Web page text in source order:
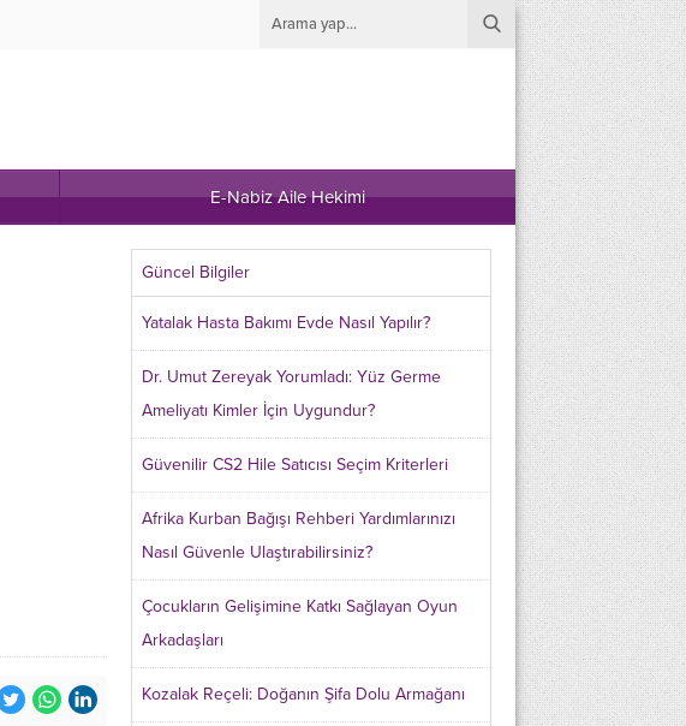
E-Nabiz Aile Hekimi
Güncel Bilgiler
Yatalak Hasta Bakımı Evde Nasıl Yapılır?
Dr. Umut Zereyak Yorumladı: Yüz Germe
Ameliyatı Kimler İçin Uygundur?
Güvenilir CS2 Hile Satıcısı Seçim Kriterleri
Afrika Kurban Bağışı Rehberi Yardımlarınızı
Nasıl Güvenle Ulaştırabilirsiniz?
Çocukların Gelişimine Katkı Sağlayan Oyun
Arkadaşları
Kozalak Reçeli: Doğanın Şifa Dolu Armağanı